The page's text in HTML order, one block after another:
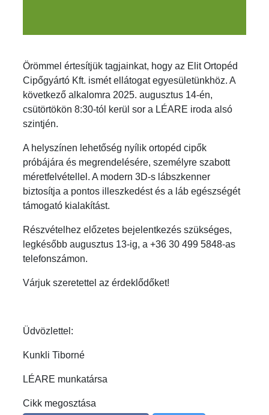
Örömmel értesítjük tagjainkat, hogy az Elit Ortopéd
Cipőgyártó Kft. ismét ellátogat egyesületünkhöz. A
következő alkalomra 2025. augusztus 14-én,
csütörtökön 8:30-tól kerül sor a LÉARE iroda alsó
szintjén.
A helyszínen lehetőség nyílik ortopéd cipők
próbájára és megrendelésére, személyre szabott
méretfelvétellel. A modern 3D-s lábszkenner
biztosítja a pontos illeszkedést és a láb egészségét
támogató kialakítást.
Részvételhez előzetes bejelentkezés szükséges,
legkésőbb augusztus 13-ig, a +36 30 499 5848-as
telefonszámon.
Várjuk szeretettel az érdeklődőket!
Üdvözlettel:
Kunkli Tiborné
LÉARE munkatársa
Cikk megosztása